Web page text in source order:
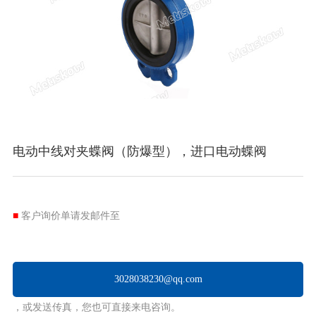
电动中线对夹蝶阀（防爆型），进口电动蝶阀
■ 客户询价单请发邮件至
3028038230@qq.com
，或发送传真，您也可直接来电咨询。